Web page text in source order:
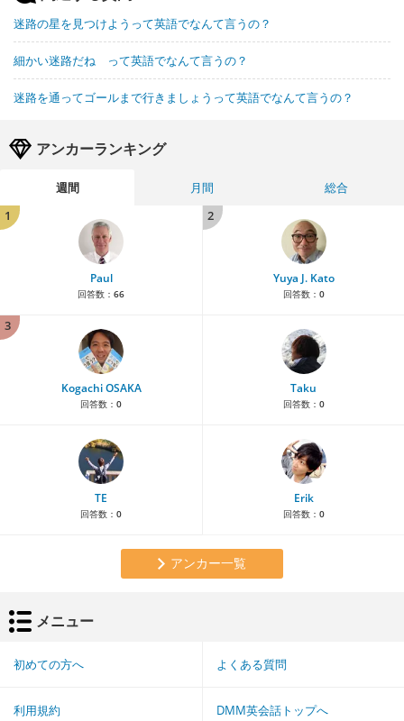
迷路の星を見つけようって英語でなんて言うの？
細かい迷路だね って英語でなんて言うの？
迷路を通ってゴールまで行きましょうって英語でなんて言うの？
アンカーランキング
週間 月間
総合
1
Paul
回答数： 66
2
Yuya J. Kato
回答数： 0
3
Kogachi OSAKA
回答数： 0
Taku
回答数： 0
TE
回答数： 0
Erik
回答数： 0
アンカー一覧
メニュー
初めての方へ よくある質問
利用規約 DMM英会話トップへ